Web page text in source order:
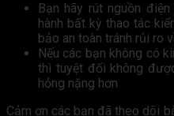
Bạn hãy rút nguồn
hành bất kỳ thao tác
bảo an toàn tránh rủi ro
Nếu các bạn không có
thì tuyệt đối không
hỏng nặng hơn
Cảm ơn các bạn đã theo dõi